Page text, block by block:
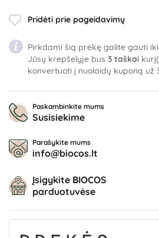
Pridėti prie pageidavimų
Pirkdami šią prekę galite gauti iki
Jūsų krepšelyje bus 3 taškai
konvertuoti į nuolaidų kuponą už
Paskambinkite mums
Susisiekime
Parašykite mums
info@biocos.lt
Įsigykite BIOCOS
parduotuvėse